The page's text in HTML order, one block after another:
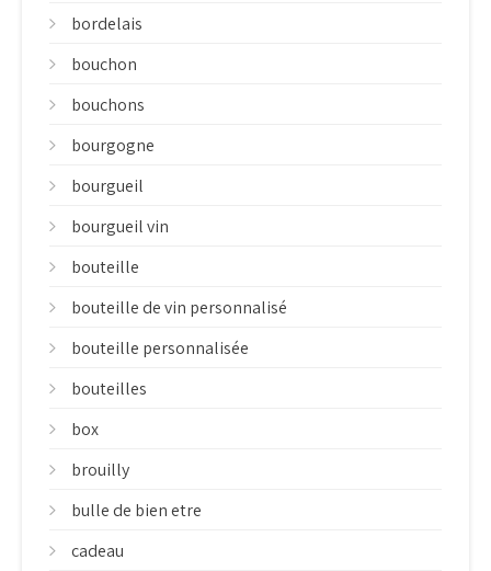
bordelais
bouchon
bouchons
bourgogne
bourgueil
bourgueil vin
bouteille
bouteille de vin personnalisé
bouteille personnalisée
bouteilles
box
brouilly
bulle de bien etre
cadeau